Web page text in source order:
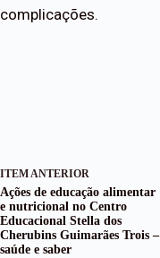
complicações.
ITEM ANTERIOR
Ações de educação alimentar
e nutricional no Centro
Educacional Stella dos
Cherubins Guimarães Trois –
saúde e saber